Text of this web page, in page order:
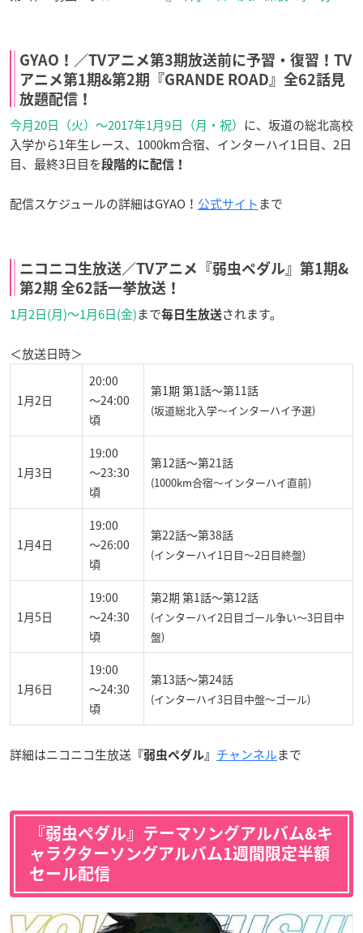
GYAO！／TVアニメ第3期放送前に予習・復習！TV
アニメ第1期&第2期『GRANDE ROAD』全62話見
放題配信！
今月20日（火）～2017年1月9日（月・祝） に、坂道の総北高校
入学から1年生レース、1000km合宿、インターハイ1日目、2日
目、最終3日目を 段階的に配信！
配信スケジュールの詳細はGYAO！ 公式サイトまで
ニコニコ生放送／TVアニメ『弱虫ペダル』第1期&
第2期 全62話一挙放送！
1月2日(月)〜1月6日(金)まで毎日生放送されます。
＜放送日時＞
1月2日
20:00
～24:00
頃
第1期 第1話～第11話
(坂道総北入学～インターハイ予選)
1月3日
19:00
～23:30
頃
第12話～第21話
(1000km合宿～インターハイ直前)
1月4日
19:00
～26:00
頃
第22話～第38話
(インターハイ1日目～2日目終盤)
1月5日
19:00
～24:30
頃
第2期 第1話～第12話
(インターハイ2日目ゴール争い～3日目中
盤)
1月6日
19:00
～24:30
頃
第13話～第24話
(インターハイ3日目中盤～ゴール)
詳細はニコニコ生放送 『弱虫ペダル』 チャンネルまで
『弱虫ペダル』テーマソングアルバム&キ
ャラクターソングアルバム1週間限定半額
セール配信